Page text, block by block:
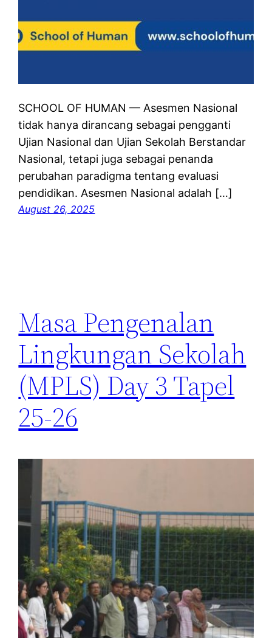
SCHOOL OF HUMAN — Asesmen Nasional
tidak hanya dirancang sebagai pengganti
Ujian Nasional dan Ujian Sekolah Berstandar
Nasional, tetapi juga sebagai penanda
perubahan paradigma tentang evaluasi
pendidikan. Asesmen Nasional adalah […]
August 26, 2025
Masa Pengenalan
Lingkungan Sekolah
(MPLS) Day 3 Tapel
25-26